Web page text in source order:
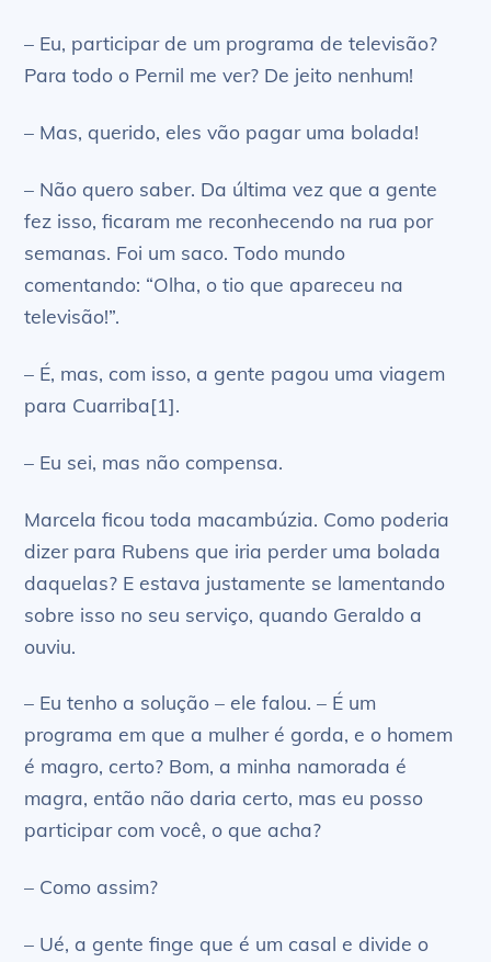
– Eu, participar de um programa de televisão?
Para todo o Pernil me ver? De jeito nenhum!
– Mas, querido, eles vão pagar uma bolada!
– Não quero saber. Da última vez que a gente
fez isso, ficaram me reconhecendo na rua por
semanas. Foi um saco. Todo mundo
comentando: “Olha, o tio que apareceu na
televisão!”.
– É, mas, com isso, a gente pagou uma viagem
para Cuarriba[1].
– Eu sei, mas não compensa.
Marcela ficou toda macambúzia. Como poderia
dizer para Rubens que iria perder uma bolada
daquelas? E estava justamente se lamentando
sobre isso no seu serviço, quando Geraldo a
ouviu.
– Eu tenho a solução – ele falou. – É um
programa em que a mulher é gorda, e o homem
é magro, certo? Bom, a minha namorada é
magra, então não daria certo, mas eu posso
participar com você, o que acha?
– Como assim?
– Ué, a gente finge que é um casal e divide o